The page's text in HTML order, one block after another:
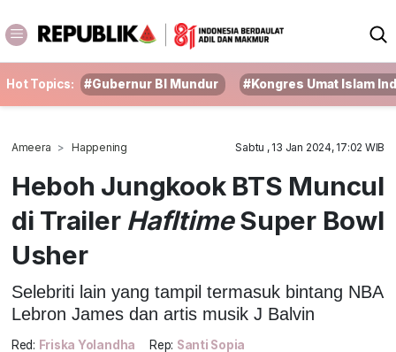
Hot Topics: #Gubernur BI Mundur #Kongres Umat Islam
Ameera Happening Sabtu , 13 Jan 2024, 17:02 WIB
Heboh Jungkook BTS Muncul
di Trailer HafltimeSuper Bowl
Usher
Selebriti lain yang tampil termasuk bintang NBA
Lebron James dan artis musik J Balvin
Red: Friska Yolandha Rep: Santi Sopia